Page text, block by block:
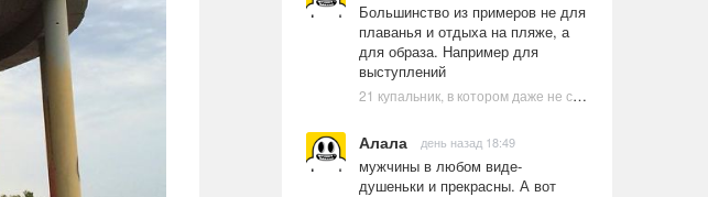
Большинство из примеров не для
плаванья и отдыха на пляже, а
для образа. Например для
выступлений
21 купальник, в котором даже не стоит пытаться плавать
Алала день назад 18:49
мужчины в любом виде-
душеньки и прекрасны. А вот